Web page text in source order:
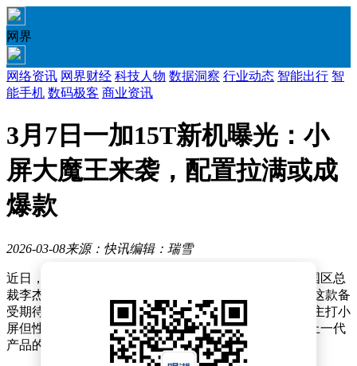
网界
网络资讯 网界财经 科技人物 数据洞察 行业动态 智能出行 智
能手机 数码极客 商业资讯
3月7日一加15T新机曝光：小
屏大魔王来袭，配置拉满或成
爆款
2026-03-08来源：快讯编辑：瑞雪
近日，有关一加15T的爆料消息持续升温，甚至一加中国区总
裁李杰也亲自对相关传闻进行了汇总。种种迹象表明，这款备
受期待的小屏旗舰手机距离正式发布已不远。作为一款主打小
屏但性能强劲的机型，一加15T被寄予厚望，有望延续上一代
产品的成功。